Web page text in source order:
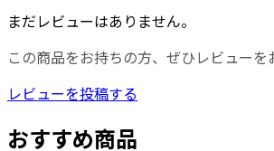
まだレビューはありません。
この商品をお持ちの方、ぜひレビューを
レビューを投稿する
おすすめ商品